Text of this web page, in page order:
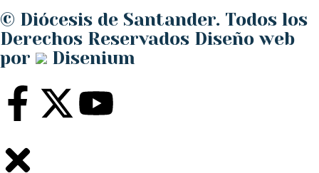
© Diócesis de Santander. Todos los
Derechos Reservados Diseño web
por
Disenium